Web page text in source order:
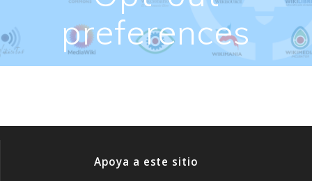
preferences
Apoya a este sitio